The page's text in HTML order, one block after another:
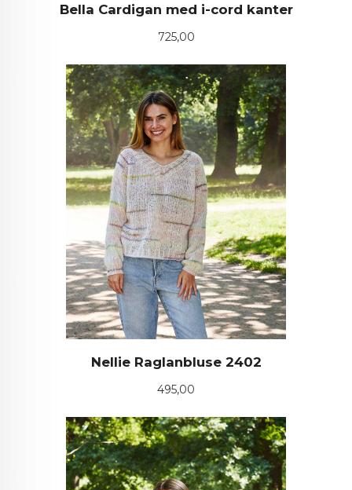
Bella Cardigan med i-cord kanter
Pris
725,00
Nellie Raglanbluse 2402
Pris
495,00